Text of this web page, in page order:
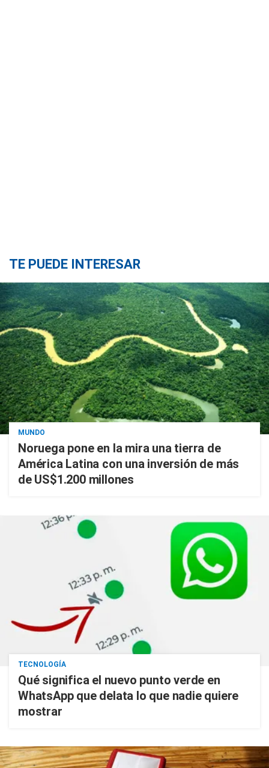
TE PUEDE INTERESAR
MUNDO
Noruega pone en la mira una tierra de
América Latina con una inversión de más
de US$1.200 millones
TECNOLOGÍA
Qué significa el nuevo punto verde en
WhatsApp que delata lo que nadie quiere
mostrar